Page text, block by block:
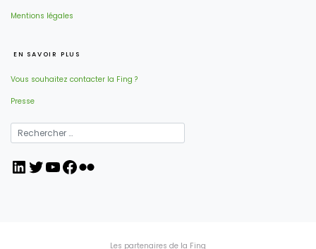
Mentions légales
EN SAVOIR PLUS
Vous souhaitez contacter la Fing ?
Presse
LinkedIn
Twitter
YouTube
Facebook
Flickr
Les partenaires de la Fing